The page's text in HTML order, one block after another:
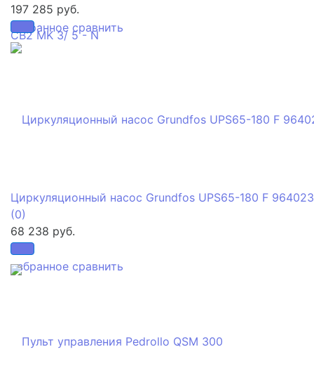
избранное сравнить
197 285 руб.
избранное сравнить
Циркуляционный насос Grundfos UPS65-180 F
(0)
68 238 руб.